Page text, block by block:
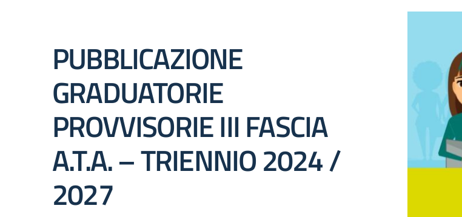
PUBBLICAZIONE
GRADUATORIE
PROVVISORIE III FASCIA
A.T.A. – TRIENNIO 2024 /
2027